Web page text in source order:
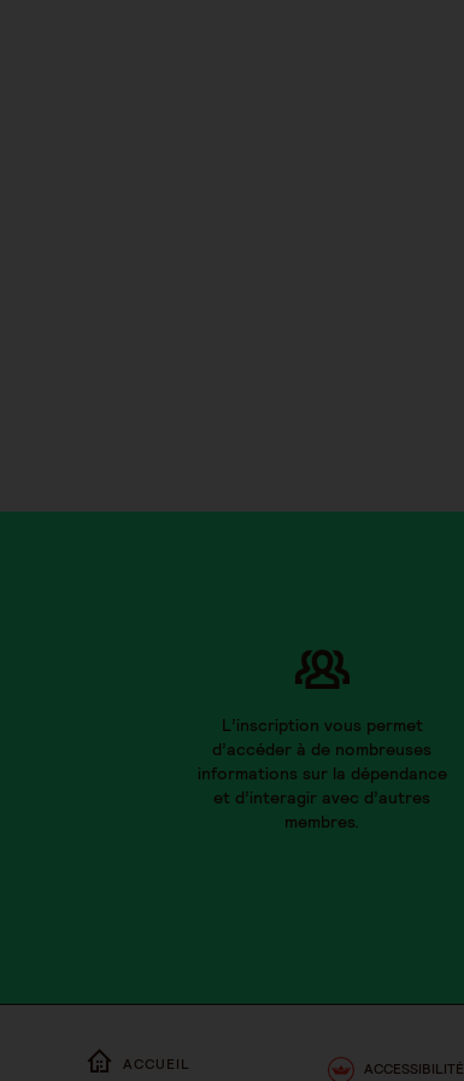
L’inscription vous permet
d’accéder à de nombreuses
informations sur la dépendance
et d’interagir avec d’autres
membres.
ACCUEIL ACCESSIBILITÉ